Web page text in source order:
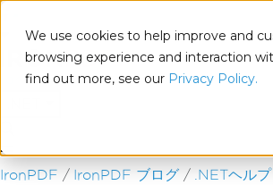
We use cookies to help improve and
browsing experience and interaction
find out more, see our Privacy Policy.
フッターコンテンツにスキップ
IronPDF IronPDF ブログ
.NETヘルプ